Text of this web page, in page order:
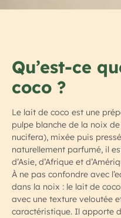
Qu’est-ce
coco ?
Le lait de coco est une
pulpe blanche de la noix
nucifera), mixée puis
naturellement parfumé, il
d’Asie, d’Afrique et
À ne pas confondre avec
dans la noix : le lait de
avec une texture veloutée
caractéristique. Il apporte